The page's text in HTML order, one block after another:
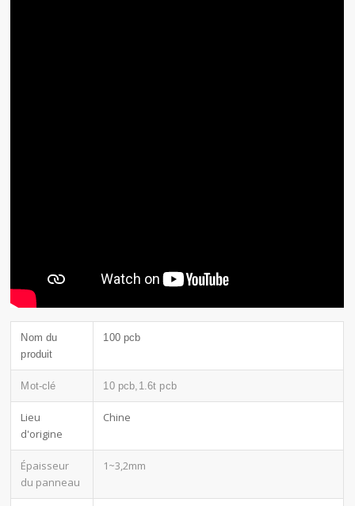
Nom du
produit
100 pcb
Mot-clé 10 pcb,1.6t pcb
Lieu
d'origine
Chine
Épaisseur
du panneau
1~3,2mm